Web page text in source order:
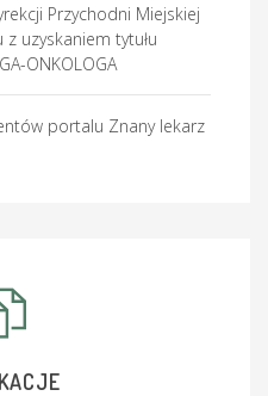
Przychodni Miejskiej
z uzyskaniem tytułu
ONKOLOGA
portalu Znany lekarz